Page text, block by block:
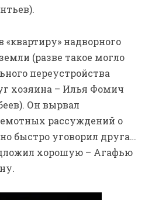
«квартиру» надворного
(разве такое могло
переустройства
хозяина – Илья Фомич
Он вырвал
рассуждений о
быстро уговорил друга…
хорошую – Агафью